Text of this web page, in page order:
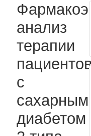
анализ
терапии
с
сахарным
диабетом